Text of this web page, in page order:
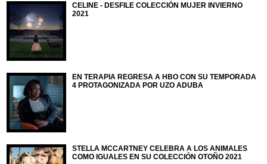
CELINE - DESFILE COLECCIÓN MUJER INVIERNO
2021
EN TERAPIA REGRESA A HBO CON SU TEMPORADA
4 PROTAGONIZADA POR UZO ADUBA
STELLA MCCARTNEY CELEBRA A LOS ANIMALES
COMO IGUALES EN SU COLECCIÓN OTOÑO 2021